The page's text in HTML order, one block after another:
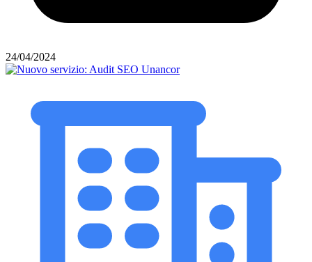
24/04/2024